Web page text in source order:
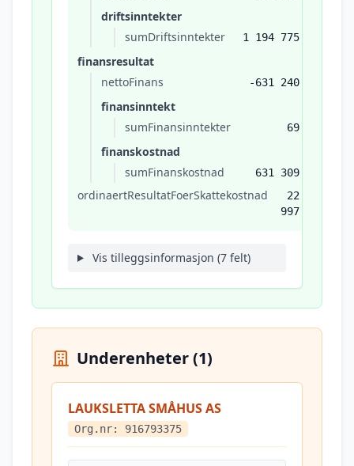
driftsinntekter
sumDriftsinntekter
1 194 775
finansresultat
nettoFinans
-631 240
finansinntekt
sumFinansinntekter
69
finanskostnad
sumFinanskostnad
631 309
ordinaertResultatFoerSkattekostnad
22
997
Vis tilleggsinformasjon (7 felt)
Underenheter (1)
LAUKSLETTA SMÅHUS AS
Org.nr: 916793375